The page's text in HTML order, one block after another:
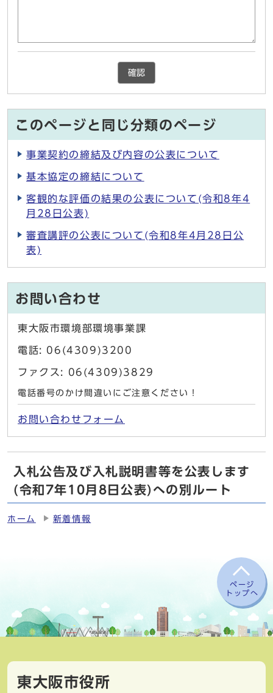
確認
このページと同じ分類のページ
事業契約の締結及び内容の公表について
基本協定の締結について
客観的な評価の結果の公表について(令和8年4
月28日公表)
審査講評の公表について(令和8年4月28日公
表)
お問い合わせ
東大阪市環境部環境事業課
電話: 06(4309)3200
ファクス: 06(4309)3829
電話番号のかけ間違いにご注意ください！
お問い合わせフォーム
入札公告及び入札説明書等を公表します
(令和7年10月8日公表)への別ルート
ホーム 新着情報
ページ
トップへ
東大阪市役所